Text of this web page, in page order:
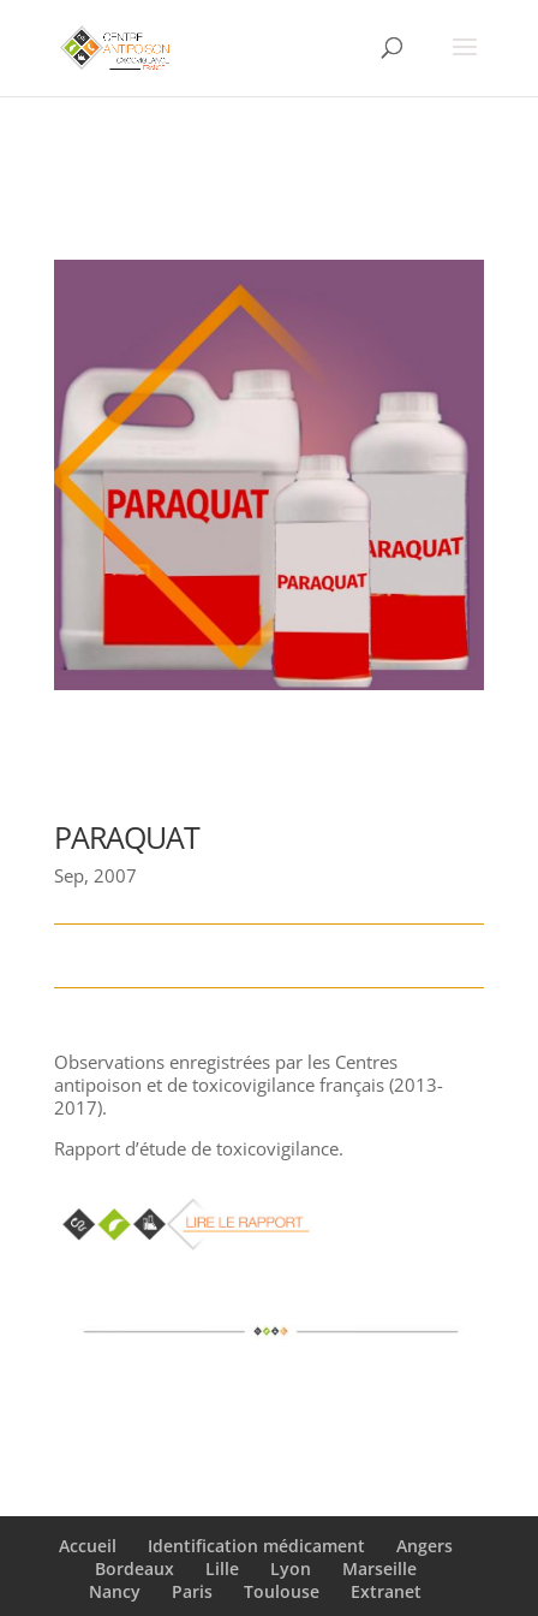
PARAQUAT
Sep, 2007
Observations enregistrées par les Centres
antipoison et de toxicovigilance français (2013-
2017).
Rapport d’étude de toxicovigilance.
Accueil Identification médicament
Angers
Bordeaux
Lille Lyon
Marseille
Nancy
Paris Toulouse Extranet